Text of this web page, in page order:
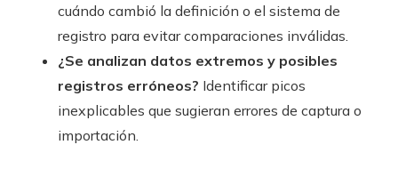
cuándo cambió la definición o el sistema de
registro para evitar comparaciones inválidas.
¿Se analizan datos extremos y posibles
registros erróneos? Identificar picos
inexplicables que sugieran errores de captura o
importación.